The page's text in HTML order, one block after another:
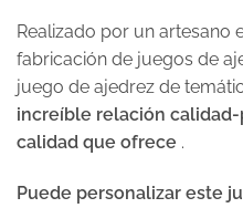
Realizado por un artesano
fabricación de juegos de
juego de ajedrez de
increíble relación
calidad que ofrece .
Puede personalizar este